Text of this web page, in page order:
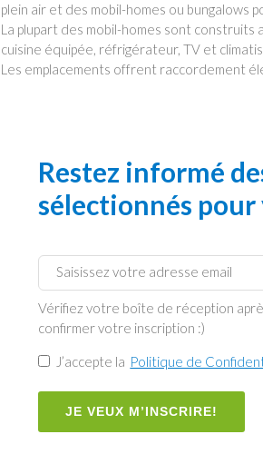
plein air et des mobil-homes ou bungalows
La plupart des mobil-homes sont
cuisine équipée, réfrigérateur, TV et
Les emplacements offrent raccordement
Restez informé
sélectionnés pour
Vérifiez votre boîte de réception
confirmer votre inscription :)
J’accepte la Politique de
JE VEUX M’INSCRIRE!